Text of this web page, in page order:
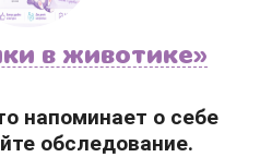
в животике»
напоминает о себе
обследование.